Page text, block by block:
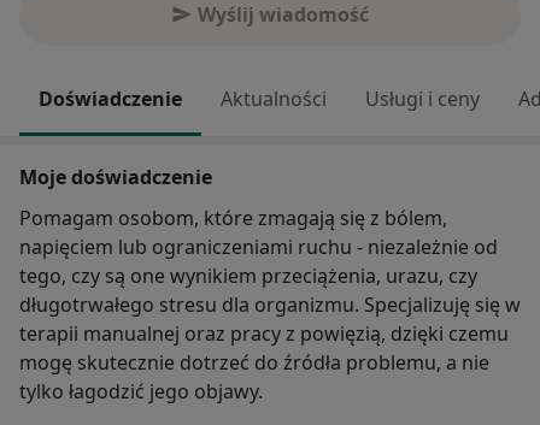
Wyślij wiadomość
Doświadczenie Aktualności Usługi i ceny
Moje doświadczenie
Pomagam osobom, które zmagają się z bólem,
napięciem lub ograniczeniami ruchu - niezależnie od
tego, czy są one wynikiem przeciążenia, urazu, czy
długotrwałego stresu dla organizmu. Specjalizuję się w
terapii manualnej oraz pracy z powięzią, dzięki czemu
mogę skutecznie dotrzeć do źródła problemu, a nie
tylko łagodzić jego objawy.